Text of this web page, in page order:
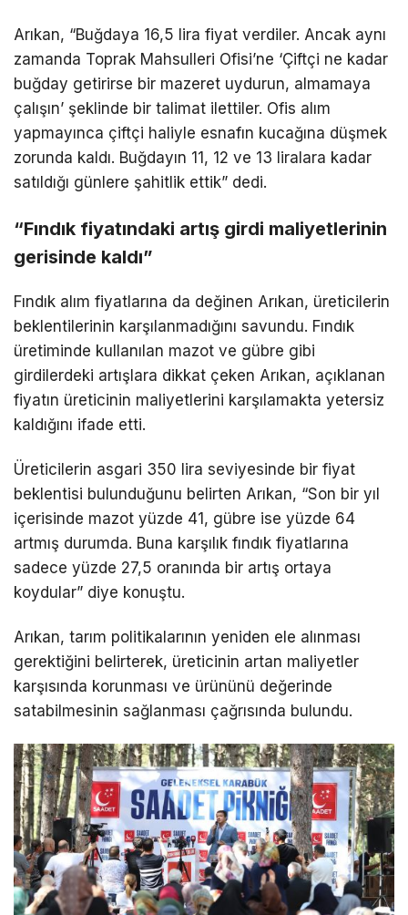
Arıkan, “Buğdaya 16,5 lira fiyat verdiler. Ancak aynı
zamanda Toprak Mahsulleri Ofisi’ne ‘Çiftçi ne kadar
buğday getirirse bir mazeret uydurun, almamaya
çalışın’ şeklinde bir talimat ilettiler. Ofis alım
yapmayınca çiftçi haliyle esnafın kucağına düşmek
zorunda kaldı. Buğdayın 11, 12 ve 13 liralara kadar
satıldığı günlere şahitlik ettik” dedi.
“Fındık fiyatındaki artış girdi maliyetlerinin
gerisinde kaldı”
Fındık alım fiyatlarına da değinen Arıkan, üreticilerin
beklentilerinin karşılanmadığını savundu. Fındık
üretiminde kullanılan mazot ve gübre gibi
girdilerdeki artışlara dikkat çeken Arıkan, açıklanan
fiyatın üreticinin maliyetlerini karşılamakta yetersiz
kaldığını ifade etti.
Üreticilerin asgari 350 lira seviyesinde bir fiyat
beklentisi bulunduğunu belirten Arıkan, “Son bir yıl
içerisinde mazot yüzde 41, gübre ise yüzde 64
artmış durumda. Buna karşılık fındık fiyatlarına
sadece yüzde 27,5 oranında bir artış ortaya
koydular” diye konuştu.
Arıkan, tarım politikalarının yeniden ele alınması
gerektiğini belirterek, üreticinin artan maliyetler
karşısında korunması ve ürününü değerinde
satabilmesinin sağlanması çağrısında bulundu.